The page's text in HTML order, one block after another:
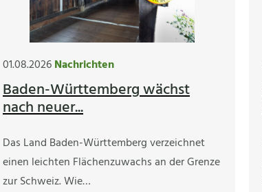
01.08.2026Nachrichten
Baden-Württemberg wächst
nach neuer...
Das Land Baden-Württemberg verzeichnet
einen leichten Flächenzuwachs an der Grenze
zur Schweiz. Wie…